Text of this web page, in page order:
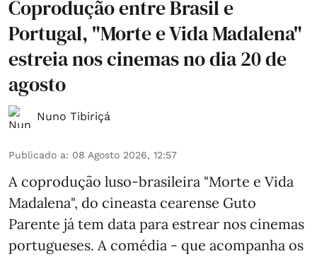
Coprodução entre Brasil e
Portugal, "Morte e Vida Madalena"
estreia nos cinemas no dia 20 de
agosto
Nuno Tibiriçá
Publicado a: 08 Agosto 2026, 12:57
A coprodução luso-brasileira "Morte e Vida
Madalena", do cineasta cearense Guto
Parente já tem data para estrear nos cinemas
portugueses. A comédia - que acompanha os